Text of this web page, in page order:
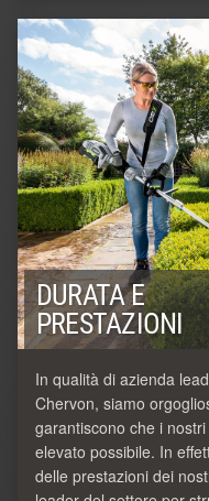
DURATA E
PRESTAZIONI
In qualità di azienda
Chervon, siamo
garantiscono che i
elevato possibile. In
delle prestazioni dei